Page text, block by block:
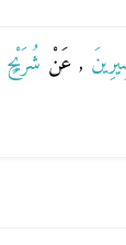
, عَنْ شُرَيْحٍ